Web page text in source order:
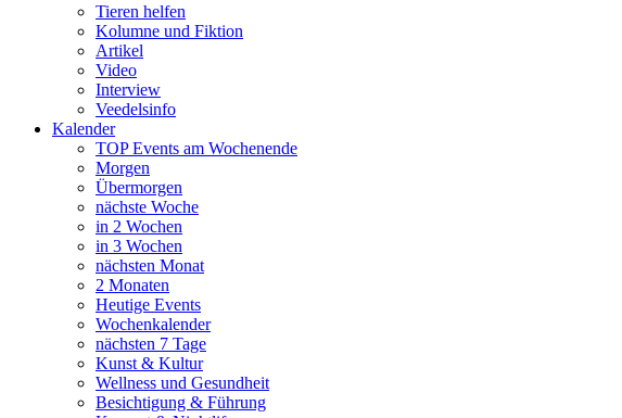
Tieren helfen
Kolumne und Fiktion
Artikel
Video
Interview
Veedelsinfo
Kalender
TOP Events am Wochenende
Morgen
Übermorgen
nächste Woche
in 2 Wochen
in 3 Wochen
nächsten Monat
2 Monaten
Heutige Events
Wochenkalender
nächsten 7 Tage
Kunst & Kultur
Wellness und Gesundheit
Besichtigung & Führung